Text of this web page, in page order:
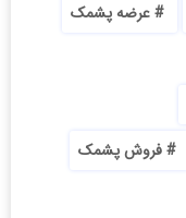
عرضه پشمک
فروش پشمک